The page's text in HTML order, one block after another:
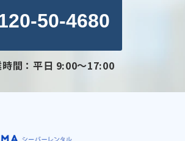
50-4680
時間：平日 9:00～17:00